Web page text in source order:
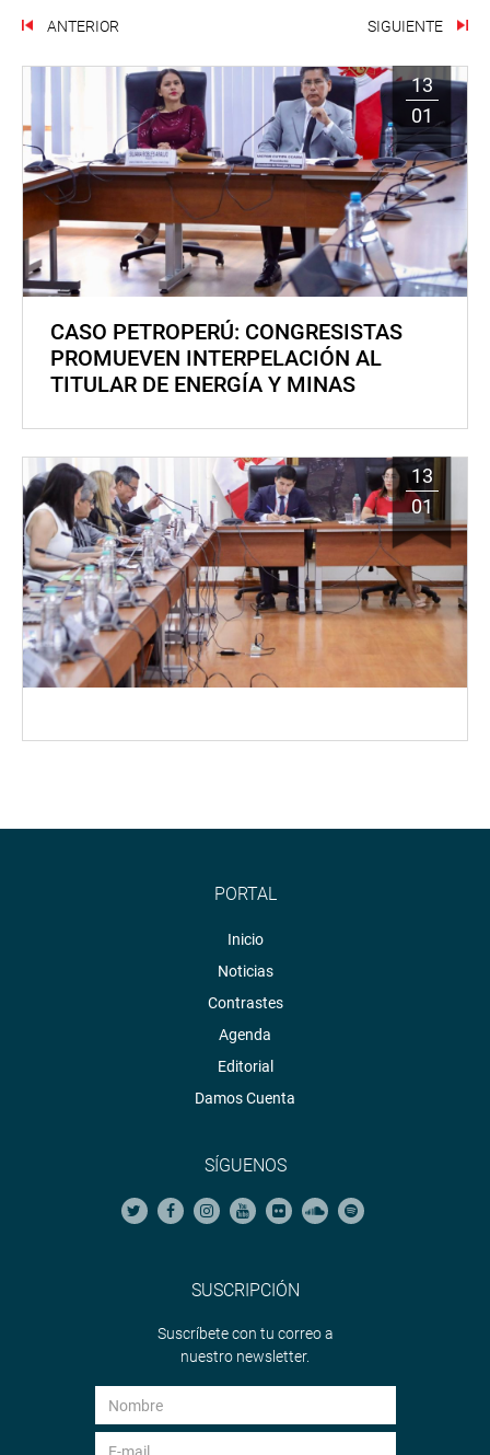
ANTERIOR SIGUIENTE
13
01
CASO PETROPERÚ: CONGRESISTAS
PROMUEVEN INTERPELACIÓN AL
TITULAR DE ENERGÍA Y MINAS
13
01
PORTAL
Inicio
Noticias
Contrastes
Agenda
Editorial
Damos Cuenta
SÍGUENOS
SUSCRIPCIÓN
Suscríbete con tu correo a
nuestro newsletter.